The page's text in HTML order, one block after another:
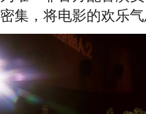
密集，将电影的欢乐